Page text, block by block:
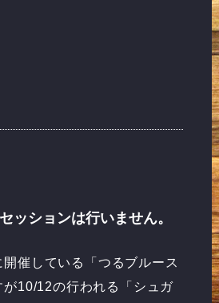
ッションは行いません。
催している「つるブルース
が10/12の行われる「シュガ